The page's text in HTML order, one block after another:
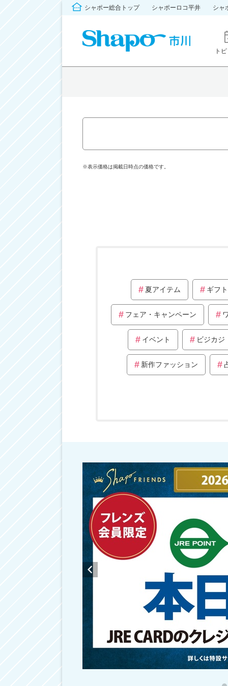
シャポー総合トップ シャポーロコ平井 シャ
ト
※表示価格は掲載日時点の価格です。
夏アイテム ギフ
フェア・キャンペーン
イベント ビジカジ
新作ファッション